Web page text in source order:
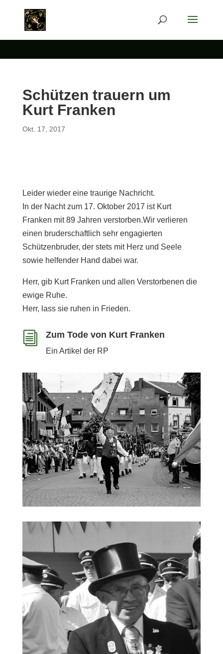
Schützen trauern um
Kurt Franken
Okt. 17, 2017
Leider wieder eine traurige Nachricht.
In der Nacht zum 17. Oktober 2017 ist Kurt
Franken mit 89 Jahren verstorben.Wir verlieren
einen bruderschaftlich sehr engagierten
Schützenbruder, der stets mit Herz und Seele
sowie helfender Hand dabei war.
Herr, gib Kurt Franken und allen Verstorbenen die
ewige Ruhe.
Herr, lass sie ruhen in Frieden.
i Zum Tode von Kurt Franken
Ein Artikel der RP